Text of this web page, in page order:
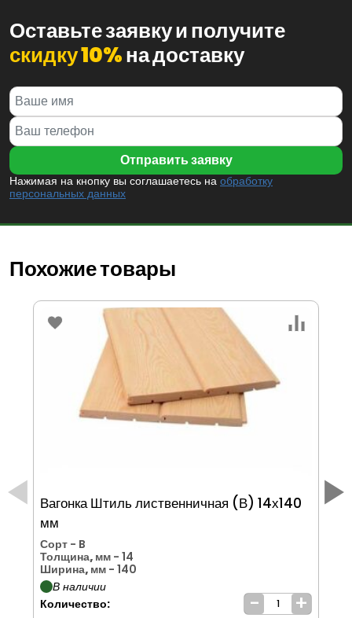
Оставьте заявку и получите
скидку 10%на доставку
Нажимая на кнопку вы соглашаетесь на обработку
персональных данных
Похожие товары
Вагонка Штиль лиственничная (В) 14х140
мм
Сорт - B
Толщина, мм - 14
Ширина, мм - 140
В наличии
Количество:
- +